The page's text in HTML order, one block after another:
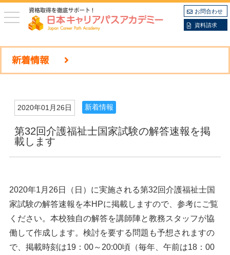
toggle
navigation
お問合わせ
資料請求
新着情報
2020年01月26日 新着情報
第32回介護福祉士国家試験の解答速報を掲
載します
2020年1月26日（日）に実施される第32回介護福祉士国
家試験の解答速報を本HPに掲載しますので、参考にご覧
ください。本校独自の解答を講師陣と教務スタッフが協
働して作成します。検討を要する問題も予想されますの
で、掲載時刻は19：00～20:00頃（毎年、午前は18：00